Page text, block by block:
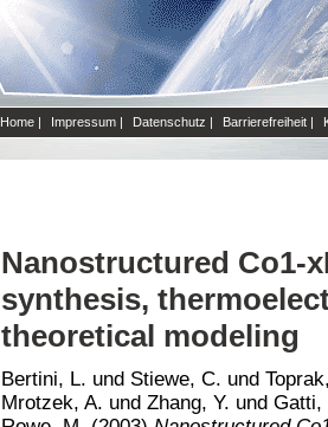
Home | Impressum | Datenschutz | Barrierefreiheit |
Nanostructured Co1-
synthesis,
theoretical modeling
Bertini, L. und Stiewe, C. und
Mrotzek, A. und Zhang, Y. und Gatti,